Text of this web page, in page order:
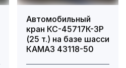
Автомобильный
кран КС-45717К-3Р
(25 т.) на базе шасси
КАМАЗ 43118-50